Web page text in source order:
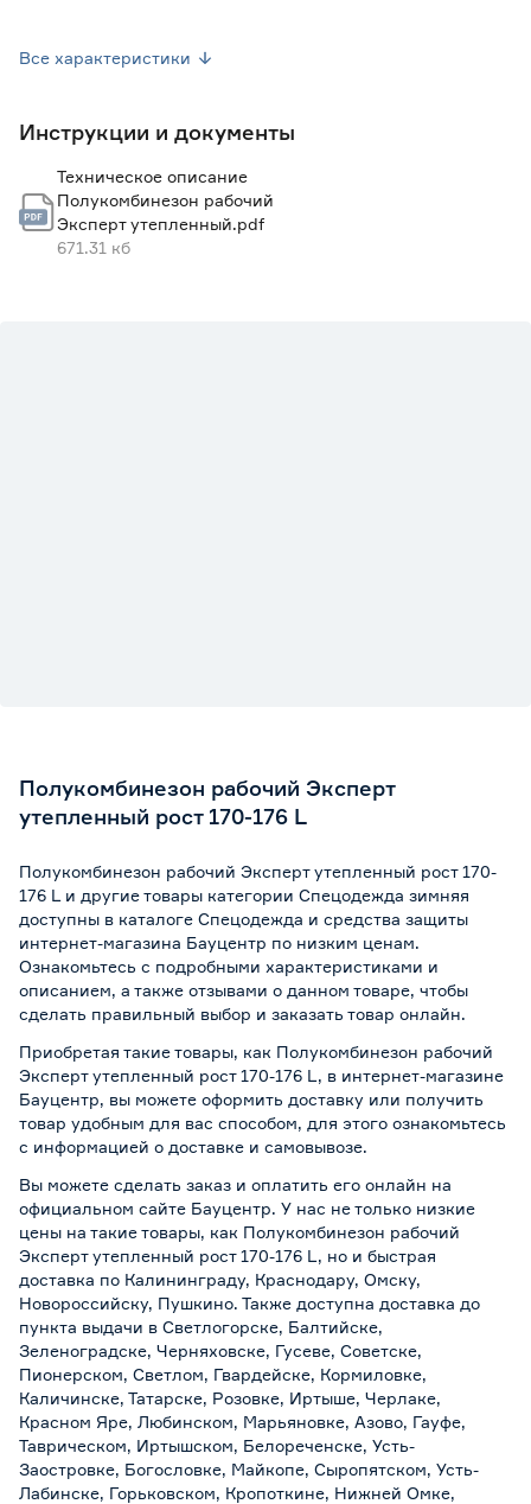
Страна производства Россия
Вес брутто (кг)
Все характеристики
Инструкции и документы
Техническое описание
Полукомбинезон рабочий
Эксперт утепленный.pdf
671.31 кб
Полукомбинезон рабочий Эксперт
утепленный рост 170-176 L
Полукомбинезон рабочий Эксперт утепленный рост 170-
176 L и другие товары категории Спецодежда зимняя
доступны в каталоге Спецодежда и средства защиты
интернет-магазина Бауцентр по низким ценам.
Ознакомьтесь с подробными характеристиками и
описанием, а также отзывами о данном товаре, чтобы
сделать правильный выбор и заказать товар онлайн.
Приобретая такие товары, как Полукомбинезон рабочий
Эксперт утепленный рост 170-176 L, в интернет-магазине
Бауцентр, вы можете оформить доставку или получить
товар удобным для вас способом, для этого ознакомьтесь
с информацией о доставке и самовывозе.
Вы можете сделать заказ и оплатить его онлайн на
официальном сайте Бауцентр. У нас не только низкие
цены на такие товары, как Полукомбинезон рабочий
Эксперт утепленный рост 170-176 L, но и быстрая
доставка по Калининграду, Краснодару, Омску,
Новороссийску, Пушкино. Также доступна доставка до
пункта выдачи в Светлогорске, Балтийске,
Зеленоградске, Черняховске, Гусеве, Советске,
Пионерском, Светлом, Гвардейске, Кормиловке,
Каличинске, Татарске, Розовке, Иртыше, Черлаке,
Красном Яре, Любинском, Марьяновке, Азово, Гауфе,
Таврическом, Иртышском, Белореченске, Усть-
Заостровке, Богословке, Майкопе, Сыропятском, Усть-
Лабинске, Горьковском, Кропоткине, Нижней Омке,